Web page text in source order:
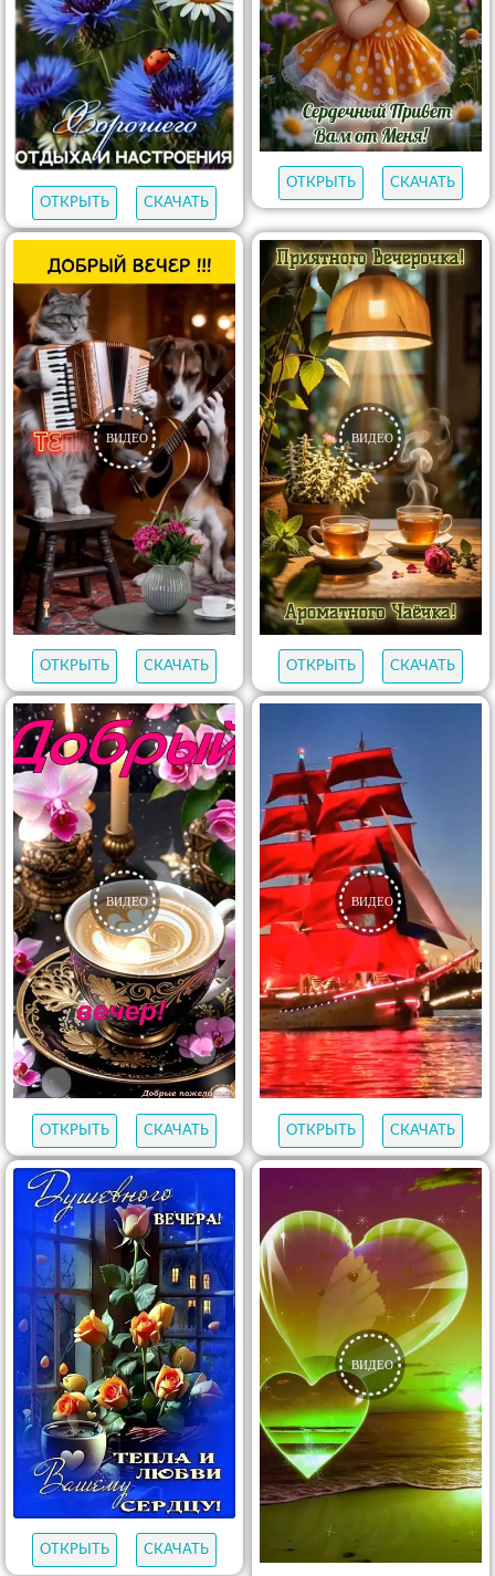
ОТКРЫТЬ СКАЧАТЬ
ОТКРЫТЬ СКАЧАТЬ
ОТКРЫТЬ СКАЧАТЬ ОТКРЫТЬ СКАЧАТЬ
ОТКРЫТЬ СКАЧАТЬ ОТКРЫТЬ СКАЧАТЬ
ОТКРЫТЬ СКАЧАТЬ